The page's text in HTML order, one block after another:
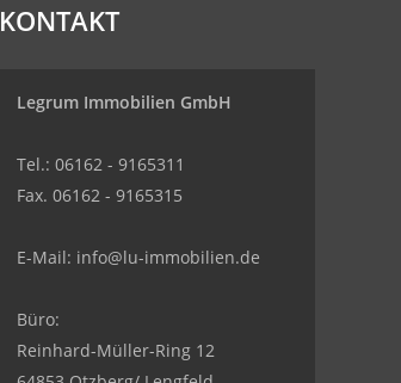
KONTAKT
Legrum Immobilien GmbH
Tel.: 06162 - 9165311
Fax. 06162 - 9165315
E-Mail: info@lu-immobilien.de
Büro:
Reinhard-Müller-Ring 12